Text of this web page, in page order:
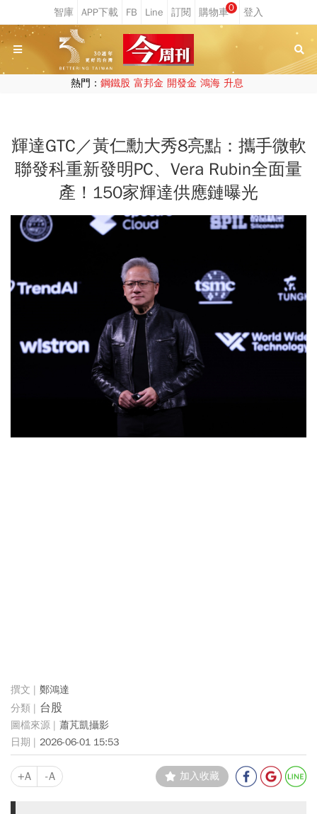
0
熱門： 鋼鐵股 富邦金 開發金 鴻海 升息
輝達GTC／黃仁勳大秀8亮點：攜手微軟
聯發科重新發明PC、Vera Rubin全面量
產！150家輝達供應鏈曝光
鄭鴻達
台股
蕭芃凱攝影
2026-06-01 15:53
+A -A 加入收藏